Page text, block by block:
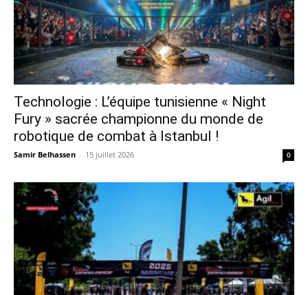
Technologie : L’équipe tunisienne « Night
Fury » sacrée championne du monde de
robotique de combat à Istanbul !
Samir Belhassen - 15 juillet 2026 0